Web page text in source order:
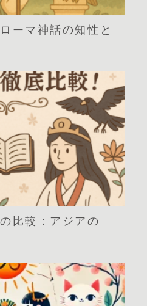
ーマ神話の知性と
比較：アジアの